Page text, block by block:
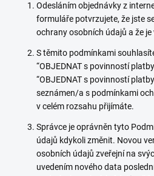
Odesláním objednávky z
formuláře potvrzujete, že jste
ochrany osobních údajů a že
S těmito podmínkami
“OBJEDNAT s povinností
“OBJEDNAT s povinností
seznámen/a s podmínkami
v celém rozsahu přijímáte.
Správce je oprávněn tyto
údajů kdykoli změnit. Novou
osobních údajů zveřejní na
uvedením nového data